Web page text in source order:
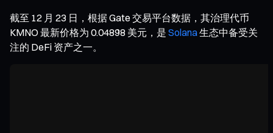
截至 12 月 23 日，根据 Gate 交易平台数据，其治理代币
KMNO 最新价格为 0.04898 美元，是 Solana生态中备受关
注的 DeFi 资产之一。